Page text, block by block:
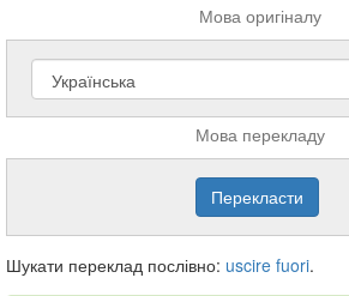
Мова оригіналу
Мова перекладу
Шукати переклад послівно: uscire fuori.